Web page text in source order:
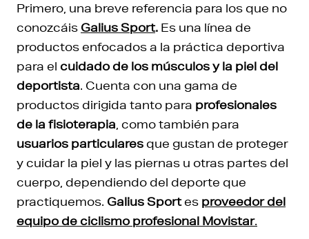
Primero, una breve referencia para los que no
conozcáis Galius Sport. Es una línea de
productos enfocados a la práctica deportiva
para el cuidado de los músculos y la piel del
deportista. Cuenta con una gama de
productos dirigida tanto para profesionales
de la fisioterapia, como también para
usuarios particularesque gustan de proteger
y cuidar la piel y las piernas u otras partes del
cuerpo, dependiendo del deporte que
practiquemos. Galius Sportes proveedor del
equipo de ciclismo profesional Movistar.